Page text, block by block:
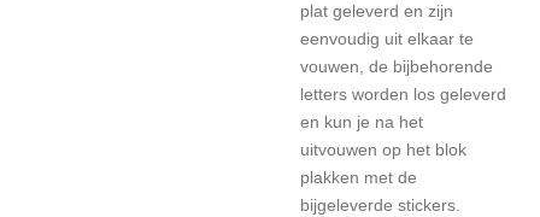
plat geleverd en zijn
eenvoudig uit elkaar te
vouwen, de bijbehorende
letters worden los geleverd
en kun je na het
uitvouwen op het blok
plakken met de
bijgeleverde stickers.